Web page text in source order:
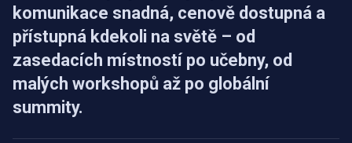
komunikace snadná, cenově dostupná a
přístupná kdekoli na světě – od
zasedacích místností po učebny, od
malých workshopů až po globální
summity.